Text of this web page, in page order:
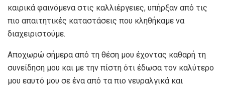
καιρικά φαινόμενα στις καλλιέργειες, υπήρξαν από τις
πιο απαιτητικές καταστάσεις που κληθήκαμε να
διαχειριστούμε.
Αποχωρώ σήμερα από τη θέση μου έχοντας καθαρή τη
συνείδηση μου και με την πίστη ότι έδωσα τον καλύτερο
μου εαυτό μου σε ένα από τα πιο νευραλγικά και